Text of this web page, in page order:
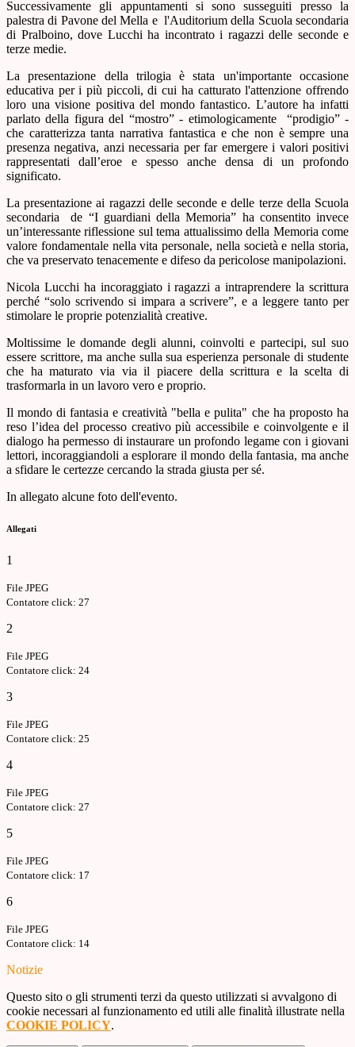
Successivamente gli appuntamenti si sono susseguiti presso la
palestra di Pavone del Mella e l'Auditorium della Scuola secondaria
di Pralboino, dove Lucchi ha incontrato i ragazzi delle seconde e
terze medie.
La presentazione della trilogia è stata un'importante occasione
educativa per i più piccoli, di cui ha catturato l'attenzione offrendo
loro una visione positiva del mondo fantastico. L’autore ha infatti
parlato della figura del “mostro” - etimologicamente
“prodigio” -
che caratterizza tanta narrativa fantastica e che non è sempre una
presenza negativa, anzi necessaria per far emergere i valori positivi
rappresentati dall’eroe e spesso anche densa di un profondo
significato.
La presentazione ai ragazzi delle seconde e delle terze della Scuola
secondaria
de “I guardiani della Memoria” ha consentito invece
un’interessante riflessione sul tema attualissimo della Memoria come
valore fondamentale nella vita personale, nella società e nella storia,
che va preservato tenacemente e difeso da pericolose manipolazioni.
Nicola Lucchi ha incoraggiato i ragazzi a intraprendere la scrittura
perché “solo scrivendo si impara a scrivere”, e a leggere tanto per
stimolare le proprie potenzialità creative.
Moltissime le domande degli alunni, coinvolti e partecipi, sul suo
essere scrittore, ma anche sulla sua esperienza personale di studente
che ha maturato via via il piacere della scrittura e la scelta di
trasformarla in un lavoro vero e proprio.
Il mondo di fantasia e creatività "bella e pulita" che ha proposto ha
reso l’idea del processo creativo più accessibile e coinvolgente e il
dialogo ha permesso di instaurare un profondo legame con i giovani
lettori, incoraggiandoli a esplorare il mondo della fantasia, ma anche
a sfidare le certezze cercando la strada giusta per sé.
In allegato alcune foto dell'evento.
Allegati
1
File JPEG
Contatore click: 27
2
File JPEG
Contatore click: 24
3
File JPEG
Contatore click: 25
4
File JPEG
Contatore click: 27
5
File JPEG
Contatore click: 17
6
File JPEG
Contatore click: 14
Notizie
Questo sito o gli strumenti terzi da questo utilizzati si avvalgono di
cookie necessari al funzionamento ed utili alle finalità illustrate nella
COOKIE POLICY.